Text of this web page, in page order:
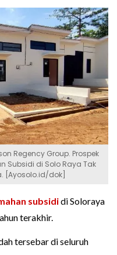
Regency Group. Prospek
Subsidi di Solo Raya Tak
[Ayosolo.id/dok]
subsididi Soloraya
terakhir.
tersebar di seluruh